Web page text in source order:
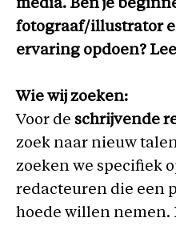
media. Ben je
fotograaf/illustrator
ervaring opdoen?
Wie wij zoeken:
Voor de schrijvende
zoek naar nieuw
zoeken we specifiek
redacteuren die een
hoede willen nemen.